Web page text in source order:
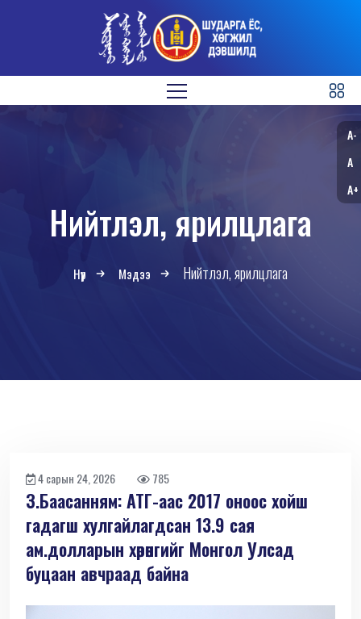
Нийтлэл, ярилцлага
Нүүр Мэдээ Нийтлэл, ярилцлага
4 сарын 24, 2026 785
З.Баасанням: АТГ-аас 2017 оноос хойш
гадагш хулгайлагдсан 13.9 сая
ам.долларын хөрөнгийг Монгол Улсад
буцаан авчраад байна
A-
A
A+